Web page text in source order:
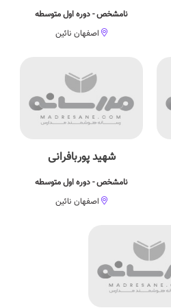
نامشخص - دوره اول متوسطه
اصفهان نائین
شهید پوربافرانی
نامشخص - دوره اول متوسطه
اصفهان نائین